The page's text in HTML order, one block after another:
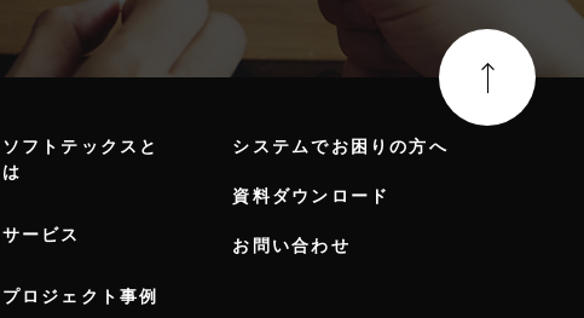
ソフトテックスと
は
サービス
プロジェクト事例
システムでお困りの方へ
資料ダウンロード
お問い合わせ